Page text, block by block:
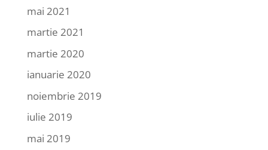
mai 2021
martie 2021
martie 2020
ianuarie 2020
noiembrie 2019
iulie 2019
mai 2019